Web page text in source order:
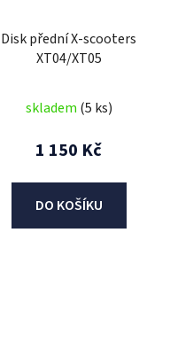
Disk přední X-scooters
XT04/XT05
skladem (5 ks)
1 150 Kč
DO KOŠÍKU